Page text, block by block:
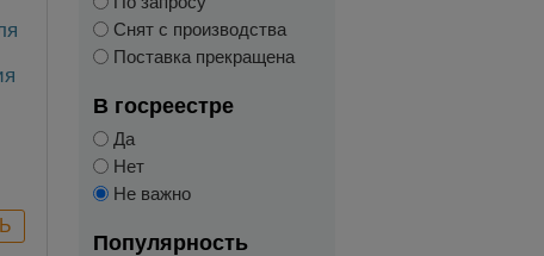
Снят с производства
Поставка прекращена
В госреестре
Да
Нет
Не важно
Популярность